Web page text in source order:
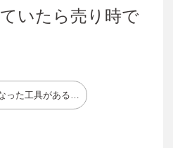
いたら売り時で
った工具がある…